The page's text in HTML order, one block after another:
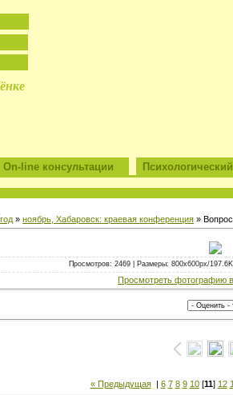
On-line консультации
» ноябрь, Хабаровск: краевая конференция »
Просмотров: 2469 | Размеры: 800x600px/
Просмотреть фотографию
« Предыдущая| 6 7 8 9 10[11] 12